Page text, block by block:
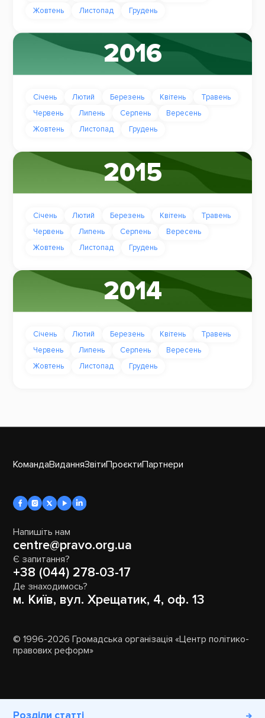
Розділи статті
Жовтень
Листопад Грудень
2016
Січень Лютий Березень Квітень
Травень
Червень
Липень Серпень
Вересень
Жовтень
Листопад Грудень
2015
Січень Лютий Березень Квітень
Травень
Червень
Липень Серпень
Вересень
Жовтень
Листопад Грудень
2014
Січень Лютий Березень Квітень
Травень
Червень
Липень Серпень
Вересень
Жовтень
Листопад Грудень
КомандаВиданняЗвітиПроєктиПартнери
Напишіть нам
centre@pravo.org.ua
Є запитання?
+38 (044) 278-03-17
Де знаходимось?
м. Київ, вул. Хрещатик, 4, оф. 13
© 1996-2026 Громадська організація «Центр політико-
правових реформ»